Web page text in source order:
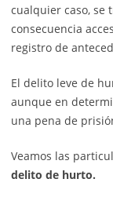
cualquier caso, se
consecuencia
registro de
El delito leve de
aunque en
una pena de
Veamos las
delito de hurto.